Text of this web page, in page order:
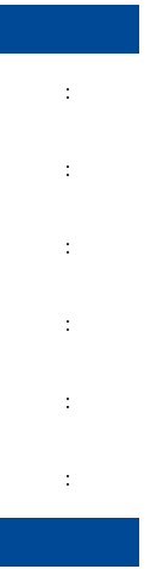
:
:
:
:
:
: